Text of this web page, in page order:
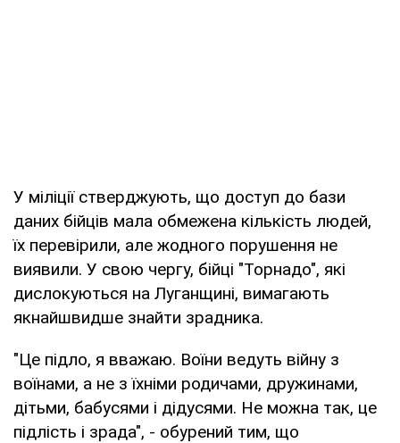
У міліції стверджують, що доступ до бази
даних бійців мала обмежена кількість людей,
їх перевірили, але жодного порушення не
виявили. У свою чергу, бійці "Торнадо", які
дислокуються на Луганщині, вимагають
якнайшвидше знайти зрадника.
"Це підло, я вважаю. Воїни ведуть війну з
воїнами, а не з їхніми родичами, дружинами,
дітьми, бабусями і дідусями. Не можна так, це
підлість і зрада", - обурений тим, що